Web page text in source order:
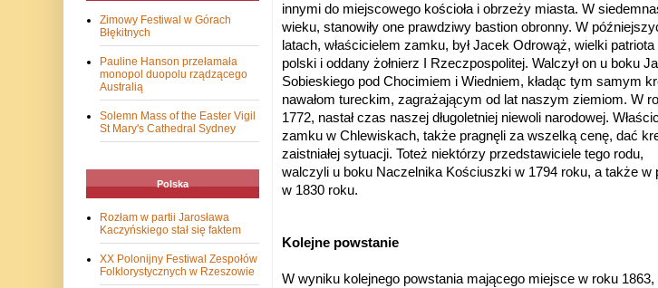
innymi do miejscowego kościoła i obrzeży miasta. W
wieku, stanowiły one prawdziwy bastion obronny. W
latach, właścicielem zamku, był Jacek Odrowąż, wielki patriota
polski i oddany żołnierz I Rzeczpospolitej. Walczył on u boku
Sobieskiego pod Chocimiem i Wiedniem, kładąc tym samym
nawałom tureckim, zagrażającym od lat naszym ziemiom. W
1772, nastał czas naszej długoletniej niewoli narodowej.
zamku w Chlewiskach, także pragnęli za wszelką cenę, dać
zaistniałej sytuacji. Toteż niektórzy przedstawiciele tego rodu,
walczyli u boku Naczelnika Kościuszki w 1794 roku, a także
w 1830 roku.
Kolejne powstanie
W wyniku kolejnego powstania mającego miejsce w roku
Zimowy Festiwal w Górach
Błękitnych
Pauline Hanson przełamała
monopol duopolu rządzącego
Australią
Solemn Mass of the Easter Vigil
St Mary's Cathedral Sydney
Polska
Rozłam w partii Jarosława
Kaczyńskiego stał się faktem
XX Polonijny Festiwal Zespołów
Folklorystycznych w Rzeszowie